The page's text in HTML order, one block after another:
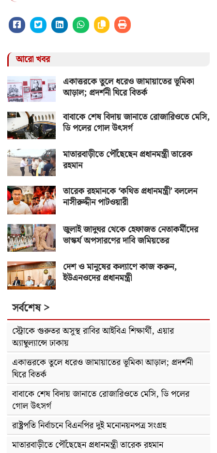
আরো খবর
একাত্তরকে তুলে ধরেও জামায়াতের ভূমিকা
আড়াল; প্রদর্শনী ঘিরে বিতর্ক
বাবাকে শেষ বিদায় জানাতে রোজারিওতে মেসি,
ডি পলের গোল উৎসর্গ
মাতারবাড়ীতে পৌঁছেছেন প্রধানমন্ত্রী তারেক
রহমান
তারেক রহমানকে ‘কথিত প্রধানমন্ত্রী’ বললেন
নাসীরুদ্দীন পাটওয়ারী
জুলাই জাদুঘর থেকে হেফাজত নেতাকর্মীদের
ভাস্কর্য অপসারণের দাবি জমিয়তের
দেশ ও মানুষের কল্যাণে কাজ করুন,
ইউএনওদের প্রধানমন্ত্রী
সর্বশেষ >
স্ট্রোকে গুরুতর অসুস্থ রাবির আইবিএ শিক্ষার্থী, এয়ার
অ্যাম্বুল্যান্সে ঢাকায়
একাত্তরকে তুলে ধরেও জামায়াতের ভূমিকা আড়াল; প্রদর্শনী
ঘিরে বিতর্ক
বাবাকে শেষ বিদায় জানাতে রোজারিওতে মেসি, ডি পলের
গোল উৎসর্গ
রাষ্ট্রপতি নির্বাচনে বিএনপির দুই মনোনয়নপত্র সংগ্রহ
মাতারবাড়ীতে পৌঁছেছেন প্রধানমন্ত্রী তারেক রহমান